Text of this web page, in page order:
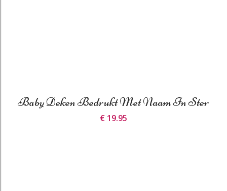
Baby Deken Bedrukt Met Naam In Ster
€ 19.95